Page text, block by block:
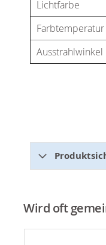
Lichtfarbe
Farbtemperatur
Ausstrahlwinkel
Wird oft